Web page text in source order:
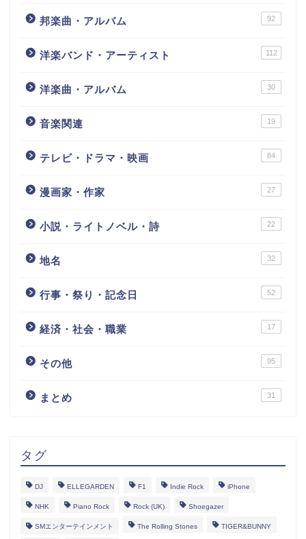
邦楽曲・アルバム 92
洋楽バンド・アーティスト 112
洋楽曲・アルバム 30
音楽関連 19
テレビ・ドラマ・映画 84
漫画家・作家 27
小説・ライトノベル・詩 22
地名 32
行事・祭り・記念日 52
経済・社会・職業 17
その他 95
まとめ 31
タグ
DJ ELLEGARDEN F1 Indie Rock iPhone
NHK Piano Rock Rock (UK) Shoegazer
SMエンターテインメント The Rolling Stones TIGER&BUNNY